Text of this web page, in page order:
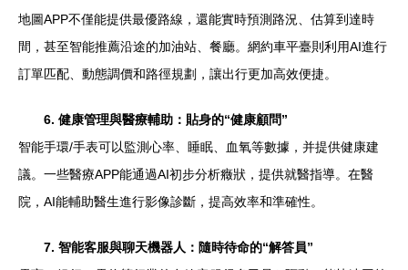
地圖APP不僅能提供最優路線，還能實時預測路況、估算到達時
間，甚至智能推薦沿途的加油站、餐廳。網約車平臺則利用AI進行
訂單匹配、動態調價和路徑規劃，讓出行更加高效便捷。
6. 健康管理與醫療輔助：貼身的“健康顧問”
智能手環/手表可以監測心率、睡眠、血氧等數據，并提供健康建
議。一些醫療APP能通過AI初步分析癥狀，提供就醫指導。在醫
院，AI能輔助醫生進行影像診斷，提高效率和準確性。
7. 智能客服與聊天機器人：隨時待命的“解答員”